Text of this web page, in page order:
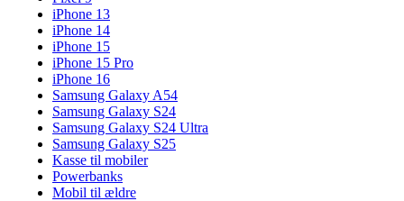
iPhone 13
iPhone 14
iPhone 15
iPhone 15 Pro
iPhone 16
Samsung Galaxy A54
Samsung Galaxy S24
Samsung Galaxy S24 Ultra
Samsung Galaxy S25
Kasse til mobiler
Powerbanks
Mobil til ældre